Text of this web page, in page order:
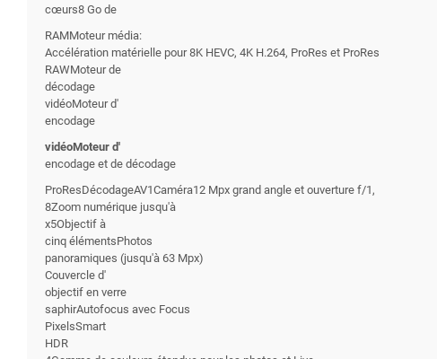
cœurs8 Go de
RAMMoteur média:
Accélération matérielle pour 8K HEVC, 4K H.264, ProRes et ProRes
RAWMoteur de
décodage
vidéoMoteur d'
encodage
vidéoMoteur d'
encodage et de décodage
ProResDécodageAV1Caméra12 Mpx grand angle et ouverture f/1,
8Zoom numérique jusqu'à
x5Objectif à
cinq élémentsPhotos
panoramiques (jusqu'à 63 Mpx)
Couvercle d'
objectif en verre
saphirAutofocus avec Focus
PixelsSmart
HDR